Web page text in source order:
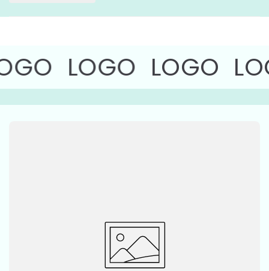
LOGO LOGO